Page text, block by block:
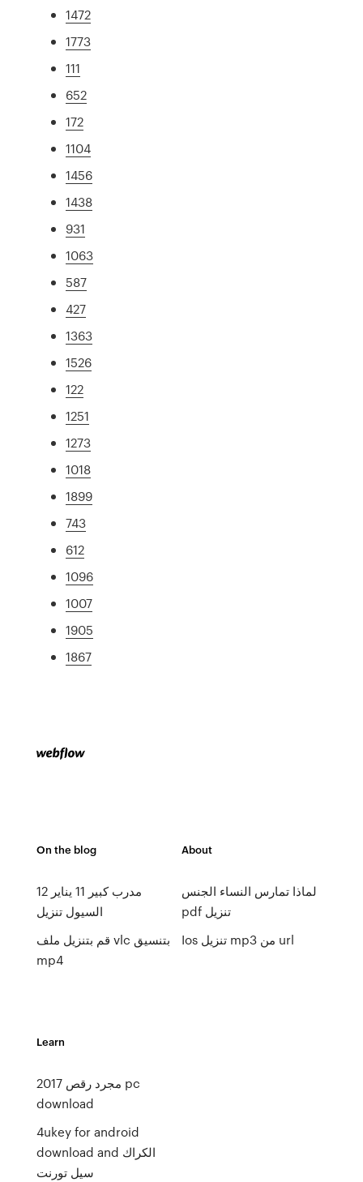
1472
1773
111
652
172
1104
1456
1438
931
1063
587
427
1363
1526
122
1251
1273
1018
1899
743
612
1096
1007
1905
1867
On the blog
مدرب كبير 11 يناير 12
السيول تنزيل
قم بتنزيل ملف vlc بتنسيق
mp4
About
لماذا تمارس النساء الجنس
pdf تنزيل
Ios تنزيل mp3 من url
Learn
مجرد رقص 2017 pc
download
4ukey for android
download and الكراك
سيل تورنت